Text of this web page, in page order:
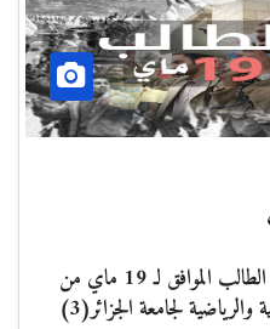
بمناسبة الذكرى الثالثة والستون لعيد الطالب الموافق لـ 19 ماي من
كل سنة. ينظم معهد التربية والبدنية والرياضية لجامعة الجزائر(3)